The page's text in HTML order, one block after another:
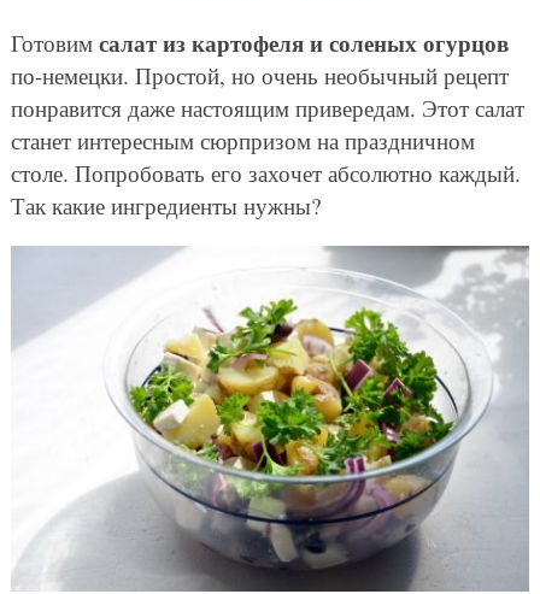
Готовим салат из картофеля и соленых огурцов
по-немецки. Простой, но очень необычный рецепт
понравится даже настоящим привередам. Этот салат
станет интересным сюрпризом на праздничном
столе. Попробовать его захочет абсолютно каждый.
Так какие ингредиенты нужны?